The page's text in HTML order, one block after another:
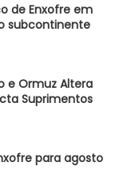
e de
de
de Enxofre em
o subcontinente
e Ormuz Altera
Suprimentos
para agosto